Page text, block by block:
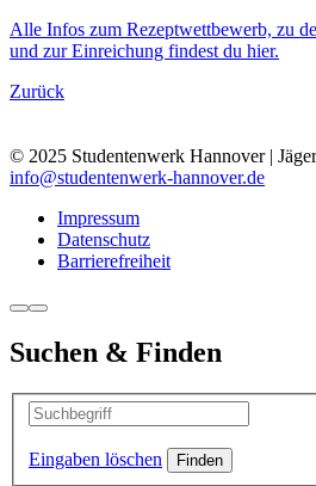
Alle Infos zum Rezeptwettbewerb, zu
und zur Einreichung findest du hier.
Zurück
© 2025 Studentenwerk Hannover |
info@studentenwerk-hannover.de
Impressum
Datenschutz
Barrierefreiheit
Suchen & Finden
Eingaben löschen